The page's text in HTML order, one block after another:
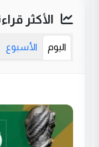
الأكثر
اليوم الأسبوع